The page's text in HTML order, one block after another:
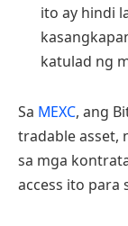
ito ay hindi
katulad ng
Sa MEXC, ang
tradable asset,
sa mga
access ito para